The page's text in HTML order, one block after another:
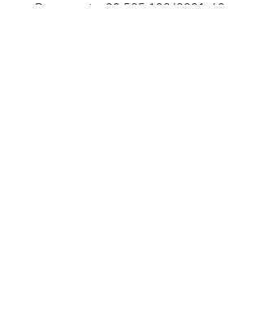
Proponente: 23.585.139/0001-40